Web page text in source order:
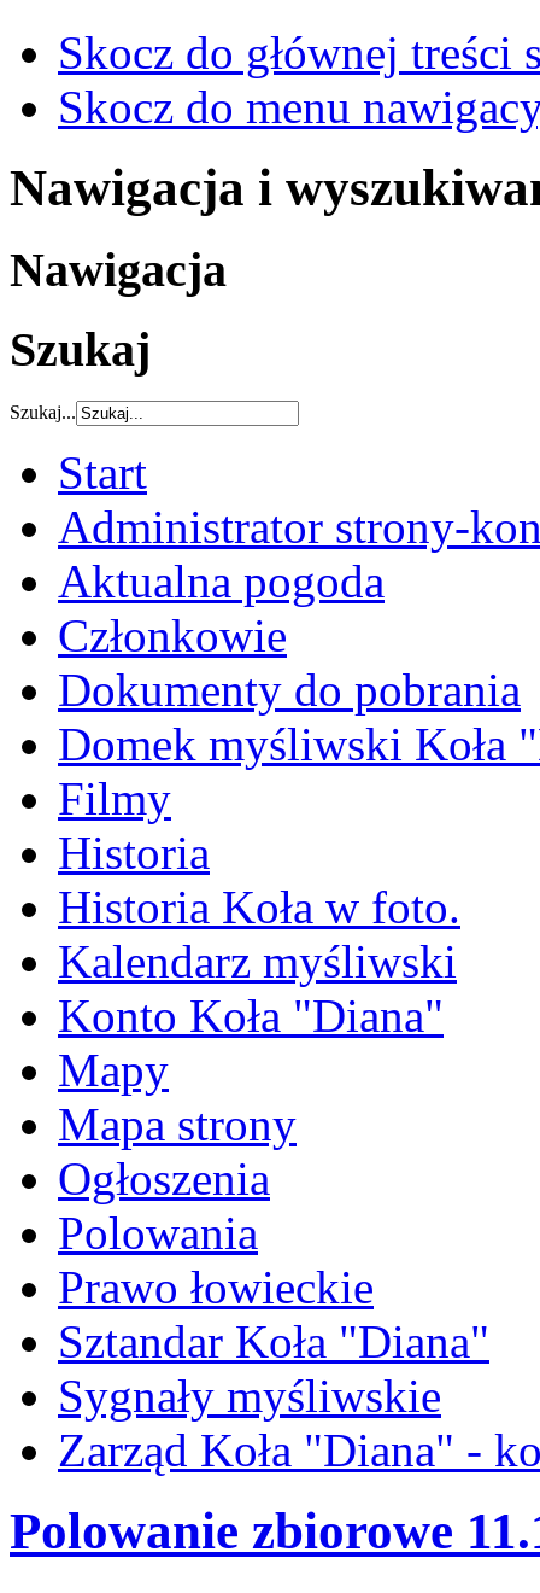
Skocz do głównej treści
Skocz do menu
Nawigacja i
Nawigacja
Szukaj
Szukaj...
Start
Administrator strony-
Aktualna pogoda
Członkowie
Dokumenty do pobrania
Domek myśliwski Koła
Filmy
Historia
Historia Koła w foto.
Kalendarz myśliwski
Konto Koła "Diana"
Mapy
Mapa strony
Ogłoszenia
Polowania
Prawo łowieckie
Sztandar Koła "Diana"
Sygnały myśliwskie
Zarząd Koła "Diana" -
Polowanie zbiorowe